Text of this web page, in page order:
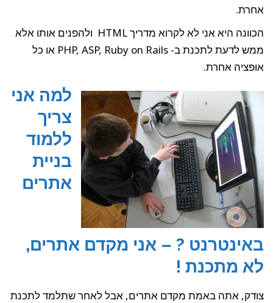
אחרת.
הכוונה היא אני לא לקרוא מדריך HTML ולהפנים אותו אלא
ממש לדעת לתכנת ב- PHP, ASP, Ruby on Rails או כל
אופציה אחרת.
למה אני
צריך
ללמוד
בניית
אתרים
באינטרנט ? – אני מקדם אתרים,
לא מתכנת !
צודק, אתה באמת מקדם אתרים, אבל לאחר שתלמד לתכנת